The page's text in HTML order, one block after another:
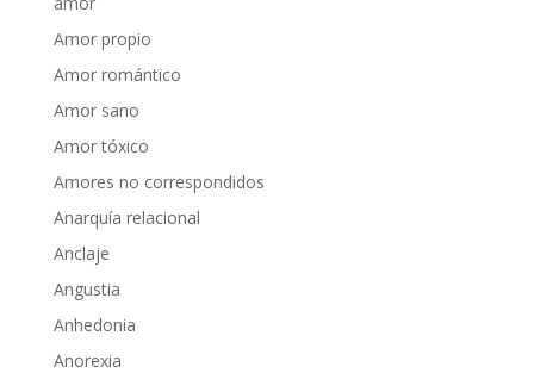
Amor propio
Amor romántico
Amor sano
Amor tóxico
Amores no correspondidos
Anarquía relacional
Anclaje
Angustia
Anhedonia
Anorexia